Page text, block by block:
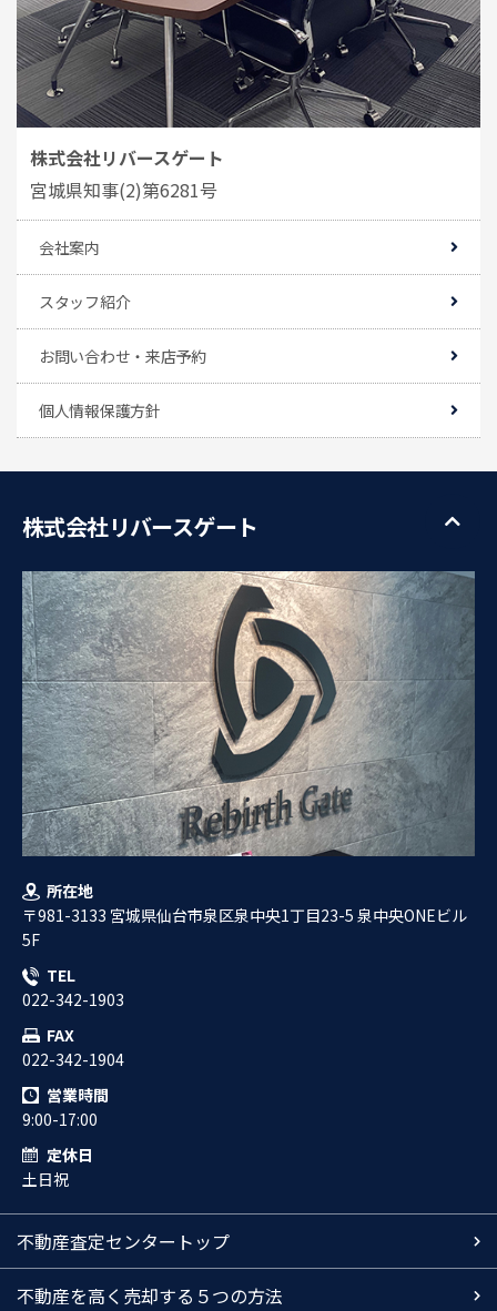
株式会社リバースゲート
宮城県知事(2)第6281号
会社案内
スタッフ紹介
お問い合わせ・来店予約
個人情報保護方針
株式会社リバースゲート
所在地
〒981-3133 宮城県仙台市泉区泉中央1丁目23-5 泉中央ONEビル
5F
TEL
022-342-1903
FAX
022-342-1904
営業時間
9:00-17:00
定休日
土日祝
不動産査定センタートップ
不動産を高く売却する５つの方法